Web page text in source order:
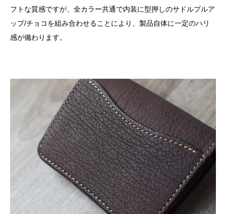
フトな質感ですが、全カラー共通で内装に型押しのサドルプルア
ップ/チョコを組み合わせることにより、製品自体に一定のハリ
感が備わります。